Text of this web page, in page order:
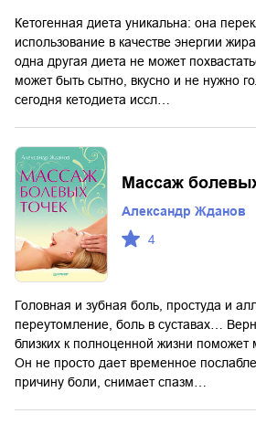
Кетогенная диета уникальна: она
использование в качестве энергии
одна другая диета не может
может быть сытно, вкусно и не нужно
сегодня кетодиета иссл…
Массаж
Александр Жданов
4
Головная и зубная боль, простуда и
переутомление, боль в суставах…
близких к полноценной жизни поможет
Он не просто дает временное
причину боли, снимает спазм…